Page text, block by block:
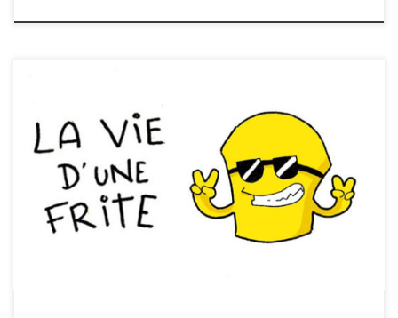
Dans certains cours de Français, nous avons l’impression de nous
retrouver dans le feuilleton Plus Belle La Vie. Quand le professeur
demande d’écrire un article, il part parfois dans des drôles de
délires, avec certains élèves, comme Mélanie, qui n’avait pas
d’idées : voyant sa main posée sur sa feuille blanche et s’étonnant
de la couleur jaune fluo de son vernis à ongle, il lui a alors proposé
de réfléchir à l’influence probable de la couleur du vernis sur son